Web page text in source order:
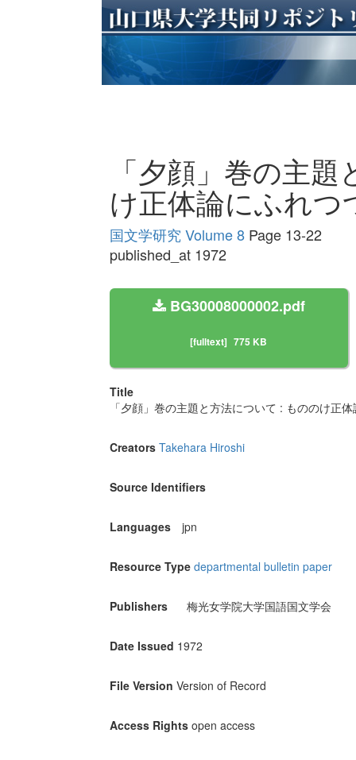
「夕顔」巻の主
け正体論にふれつ
国文学研究 Volume 8Page 13-22
published_at 1972
BG30008000002.pdf
[fulltext] 775 KB
Title
「夕顔」巻の主題と方法について : もののけ正
Creators Takehara Hiroshi
Source Identifiers
Languages jpn
Resource Type departmental bulletin paper
Publishers 梅光女学院大学国語国文学会
Date Issued 1972
File Version Version of Record
Access Rights open access